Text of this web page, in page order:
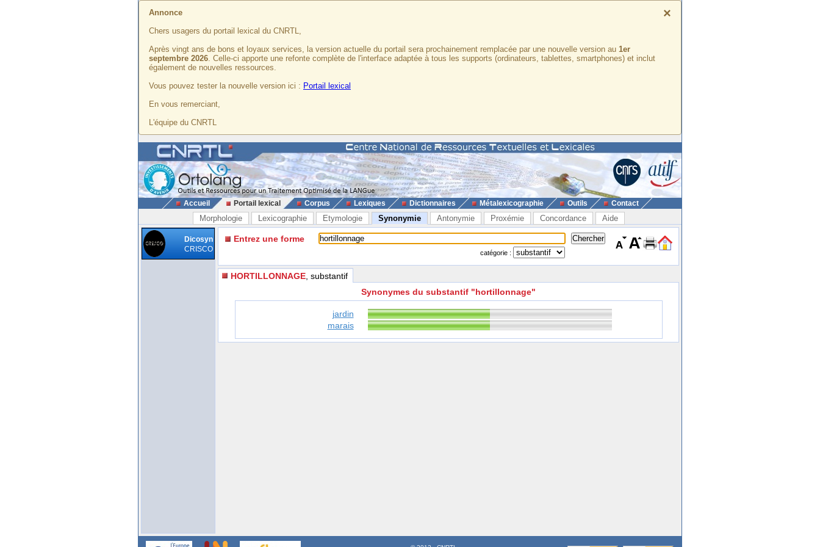
×
Annonce
Chers usagers du portail lexical du CNRTL,
Après vingt ans de bons et loyaux services, la version actuelle du portail sera prochainement remplacée par une nouvelle version au 1er
septembre 2026. Celle-ci apporte une refonte complète de l'interface adaptée à tous les supports (ordinateurs, tablettes, smartphones) et inclut
également de nouvelles ressources.
Vous pouvez tester la nouvelle version ici : Portail lexical
En vous remerciant,
L'équipe du CNRTL
Accueil Portail lexical Corpus Lexiques Dictionnaires Métalexicographie Outils Contact
Morphologie Lexicographie Etymologie Synonymie Antonymie Proxémie Concordance Aide
Dicosyn
CRISCO
Entrez une forme
catégorie :
HORTILLONNAGE , substantif
Synonymes du substantif "hortillonnage"
jardin
marais